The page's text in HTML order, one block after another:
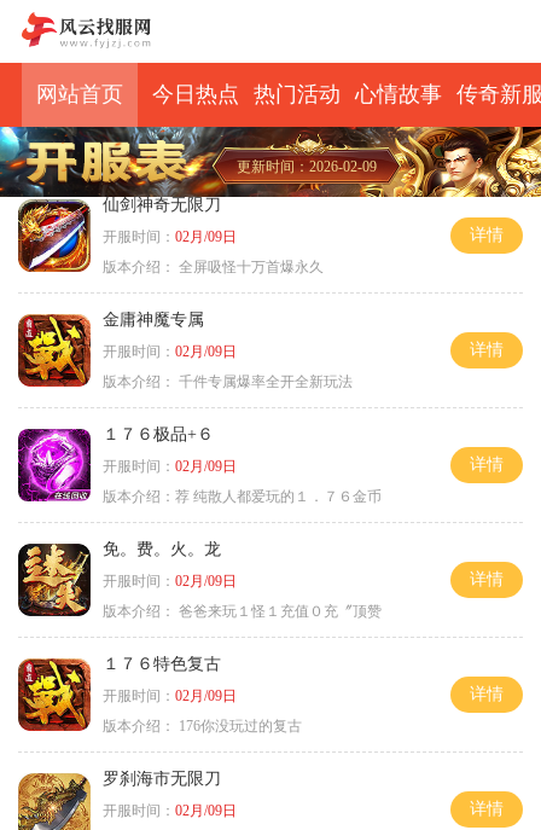
网站首页 今日热点 热门活动 心情故事 传奇新
更新时间：2026-02-09
仙剑神奇无限刀
开服时间： 02月/09日
版本介绍： 全屏吸怪十万首爆永久
详情
金庸神魔专属
开服时间： 02月/09日
版本介绍： 千件专属爆率全开全新玩法
详情
１７６极品+６
开服时间： 02月/09日
版本介绍： 荐 纯散人都爱玩的１．７６金币
详情
免。费。火。龙
开服时间： 02月/09日
版本介绍： 爸爸来玩１怪１充值０充〞顶赞
详情
１７６特色复古
开服时间： 02月/09日
版本介绍：
176你没玩过的复古
详情
罗刹海市无限刀
开服时间： 02月/09日
详情